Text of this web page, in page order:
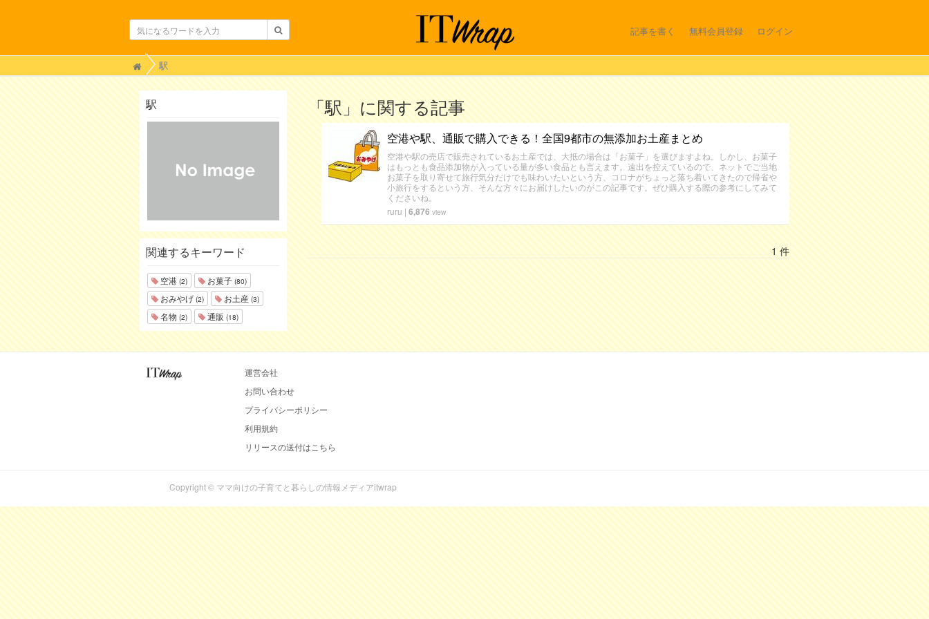
記事を書く 無料会員登録 ログイン
H
o
m
駅
駅
関連するキーワード
空港 (2) お菓子 (80)
おみやげ (2) お土産 (3)
名物 (2) 通販 (18)
「駅」に関する記事
空港や駅、通販で購入できる！全国9都市の無添加お土産まとめ
空港や駅の売店で販売されているお土産では、大抵の場合は「お菓子」を選びますよね。しかし、お菓子
はもっとも食品添加物が入っている量が多い食品とも言えます。遠出を控えているので、ネットでご当地
お菓子を取り寄せて旅行気分だけでも味わいたいという方、コロナがちょっと落ち着いてきたので帰省や
小旅行をするという方、そんな方々にお届けしたいのがこの記事です。ぜひ購入する際の参考にしてみて
くださいね。
ruru | 6,876 view
1 件
運営会社
お問い合わせ
プライバシーポリシー
利用規約
リリースの送付はこちら
Copyright © ママ向けの子育てと暮らしの情報メディアitwrap